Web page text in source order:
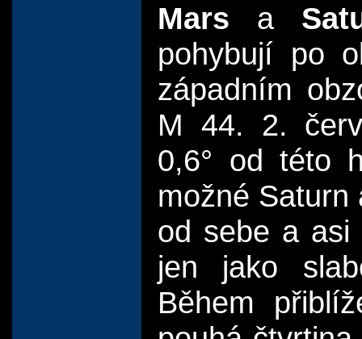
Mars a
pohybují po
západním
M 44. 2.
0,6° od této
možné Saturn
od sebe a asi
jen jako
Během